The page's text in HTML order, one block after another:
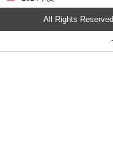
All Rights